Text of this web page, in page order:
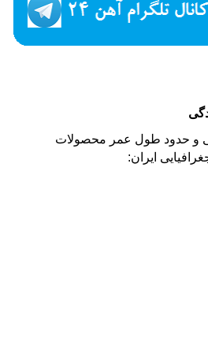
و حدود طول عمر محصولات
ایران: